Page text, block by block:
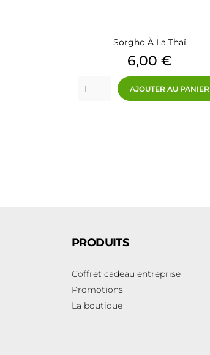
Sorgho À La Thaï
Prix
6,00 €
AJOUTER AU PANIER
PRODUITS
Coffret cadeau entreprise
Promotions
La boutique